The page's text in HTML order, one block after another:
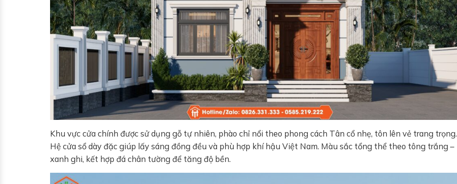
Khu vực cửa chính được sử dụng gỗ tự nhiên, phào chỉ nổi theo phong cách Tân cổ nhẹ, tôn lên vẻ trang trọng.
Hệ cửa sổ dày đặc giúp lấy sáng đồng đều và phù hợp khí hậu Việt Nam. Màu sắc tổng thể theo tông trắng –
xanh ghi, kết hợp đá chân tường để tăng độ bền.